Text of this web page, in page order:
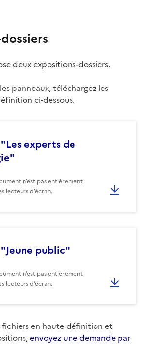
deux expositions-dossiers.
panneaux, téléchargez les
ci-dessous.
experts de
n’est pas entièrement
lecteurs d’écran.
public"
n’est pas entièrement
lecteurs d’écran.
fichiers en haute définition et
envoyez une demande par